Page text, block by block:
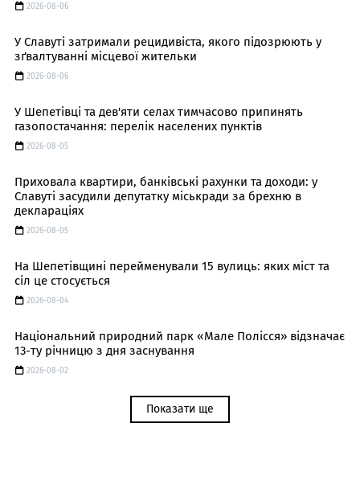
2026-08-06
У Славуті затримали рецидивіста, якого підозрюють у
зґвалтуванні місцевої жительки
2026-08-06
У Шепетівці та дев'яти селах тимчасово припинять
газопостачання: перелік населених пунктів
2026-08-05
Приховала квартири, банківські рахунки та доходи: у
Славуті засудили депутатку міськради за брехню в
деклараціях
2026-08-05
На Шепетівщині перейменували 15 вулиць: яких міст та
сіл це стосується
2026-08-04
Національний природний парк «Мале Полісся» відзначає
13-ту річницю з дня заснування
2026-08-02
Показати ще